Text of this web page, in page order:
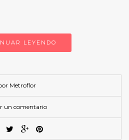
LEYENDO
Metroflor
un comentario